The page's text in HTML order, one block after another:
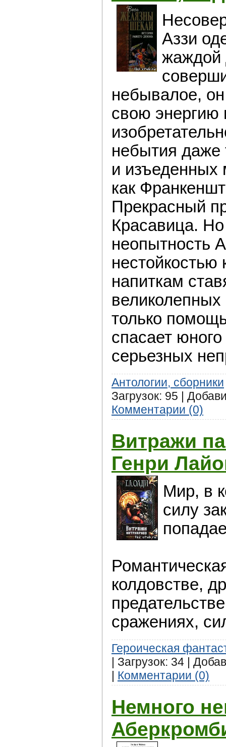
Аззи
жаждой
небывалое,
свою энергию
небытия даже
и
как
Прекрасный
Красавица.
неопытность
нестойкостью
напиткам
только
спасает
серьезных
Антологии, сборники
Загрузок: 95 |
Комментарии (0)
Витражи
Генри
Мир, в
силу
колдовстве,
сражениях,
Героическая
| Загрузок: 34 |
| Комментарии (0)
Немного